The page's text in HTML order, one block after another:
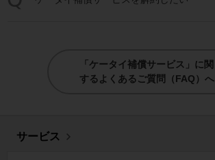
「ケータイ補償サービス」に関
するよくあるご質問（FAQ）へ
サービス